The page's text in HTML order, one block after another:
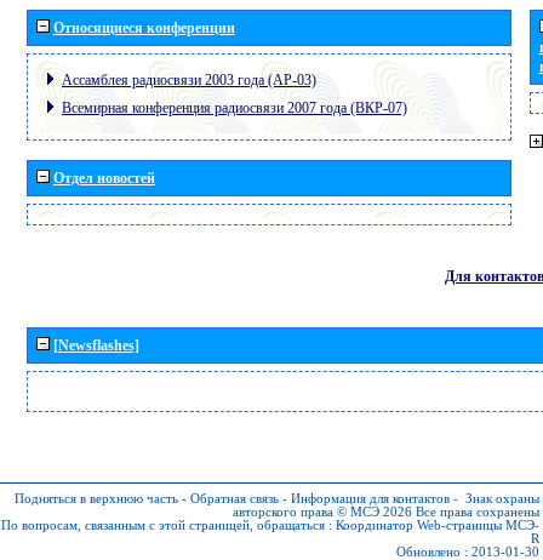
Относящиеся конференции
Ассамблея радиосвязи 2003 года (АР-03)
Всемирная конференция радиосвязи 2007 года (ВКР-07)
Отдел новостей
Для контактов
[Newsflashes]
Подняться в верхнюю часть - Обратная связь - Информация для контактов - Знак охраны
авторского права © МСЭ 2026 Все права сохранены
По вопросам, связанным с этой страницей, обращаться : Координатор Web-страницы МСЭ-
R
Обновлено : 2013-01-30